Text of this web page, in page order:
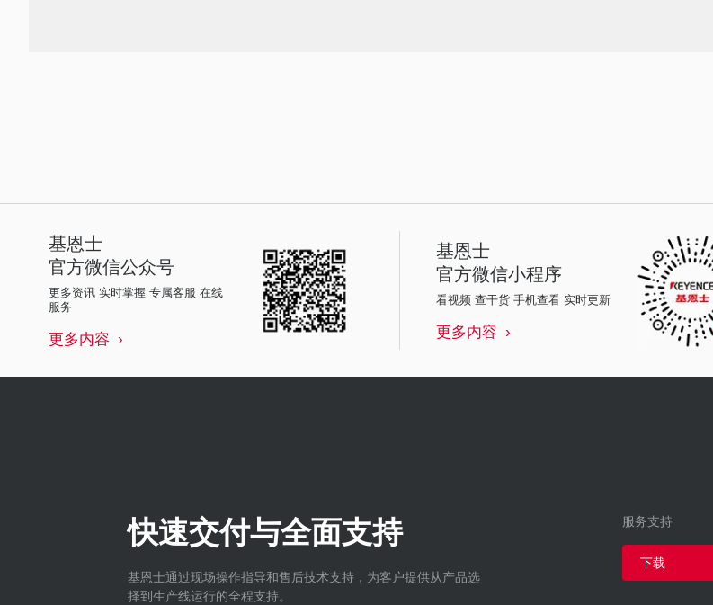
基恩士
官方微信公众号
更多资讯 实时掌握 专属客服 在线
服务
更多内容
基恩士
官方微信小程序
看视频 查干货 手机查看 实时更新
更多内容
快速交付与全面支持
基恩士通过现场操作指导和售后技术支持，为客户提供从产品选
择到生产线运行的全程支持。
服务支持
下载